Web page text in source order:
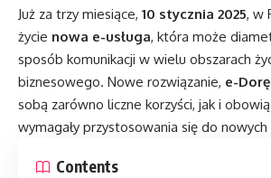
Już za trzy miesiące, 10 stycznia 2025, w
życie nowa e-usługa, która może
sposób komunikacji w wielu obszarach
biznesowego. Nowe rozwiązanie, e-
sobą zarówno liczne korzyści, jak i
wymagały przystosowania się do
Contents